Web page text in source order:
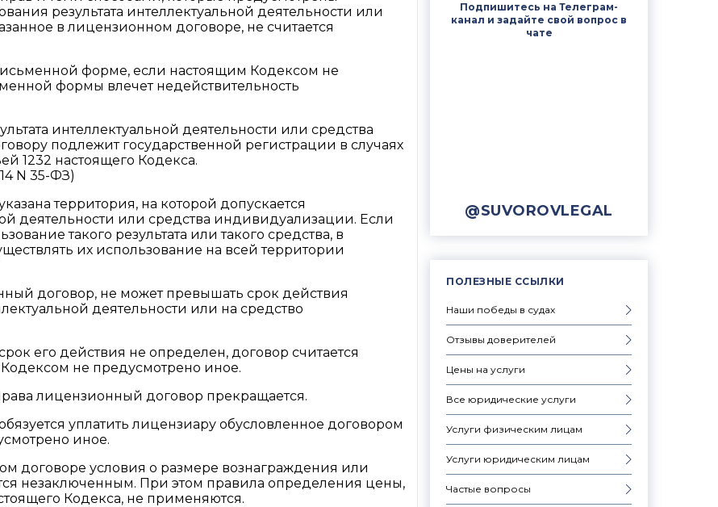
Подпишитесь на Телеграм-
канал и задайте свой вопрос в
чате
@SUVOROVLEGAL
ПОЛЕЗНЫЕ ССЫЛКИ
Наши победы в судах
Отзывы доверителей
Цены на услуги
Все юридические услуги
Услуги физическим лицам
Услуги юридическим лицам
Частые вопросы
результата интеллектуальной деятельности или
в лицензионном договоре, не считается
форме, если настоящим Кодексом не
формы влечет недействительность
интеллектуальной деятельности или средства
подлежит государственной регистрации в случаях
1232 настоящего Кодекса.
N 35-ФЗ)
территория, на которой допускается
деятельности или средства индивидуализации. Если
такого результата или такого средства, в
их использование на всей территории
договор, не может превышать срок действия
деятельности или на средство
его действия не определен, договор считается
не предусмотрено иное.
лицензионный договор прекращается.
уплатить лицензиару обусловленное договором
иное.
договоре условия о размере вознаграждения или
незаключенным. При этом правила определения цены,
Кодекса, не применяются.